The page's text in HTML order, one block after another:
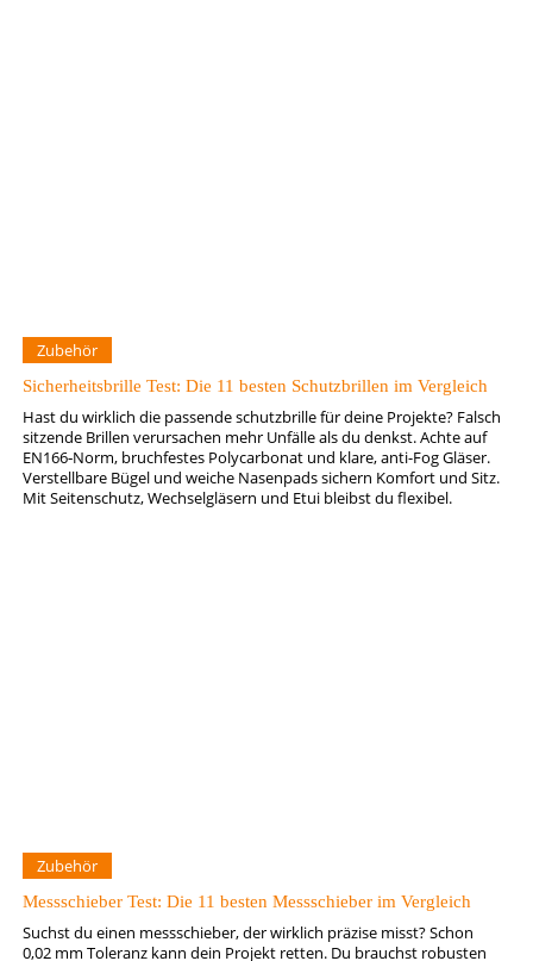
Zubehör
Sicherheitsbrille Test: Die 11 besten Schutzbrillen im Vergleich
Hast du wirklich die passende schutzbrille für deine Projekte? Falsch
sitzende Brillen verursachen mehr Unfälle als du denkst. Achte auf
EN166‑Norm, bruchfestes Polycarbonat und klare, anti-Fog Gläser.
Verstellbare Bügel und weiche Nasenpads sichern Komfort und Sitz.
Mit Seitenschutz, Wechselgläsern und Etui bleibst du flexibel.
Zubehör
Messschieber Test: Die 11 besten Messschieber im Vergleich
Suchst du einen messschieber, der wirklich präzise misst? Schon
0,02 mm Toleranz kann dein Projekt retten. Du brauchst robusten